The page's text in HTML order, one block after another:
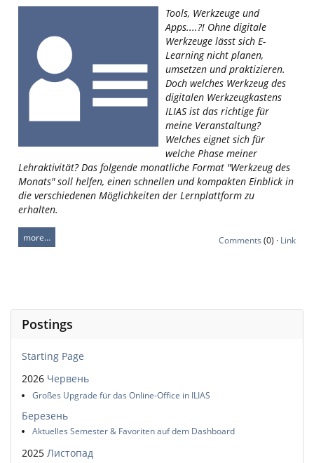
Tools, Werkzeuge und
Apps....?! Ohne digitale
Werkzeuge lässt sich E-
Learning nicht planen,
umsetzen und praktizieren.
Doch welches Werkzeug des
digitalen Werkzeugkastens
ILIAS ist das richtige für
meine Veranstaltung?
Welches eignet sich für
welche Phase meiner
Lehraktivität? Das folgende monatliche Format "Werkzeug des
Monats" soll helfen, einen schnellen und kompakten Einblick in
die verschiedenen Möglichkeiten der Lernplattform zu
erhalten.
more… Comments (0) · Link
Postings
Starting Page
2026 Червень
Großes Upgrade für das Online-Office in ILIAS
Березень
Aktuelles Semester & Favoriten auf dem Dashboard
2025 Листопад